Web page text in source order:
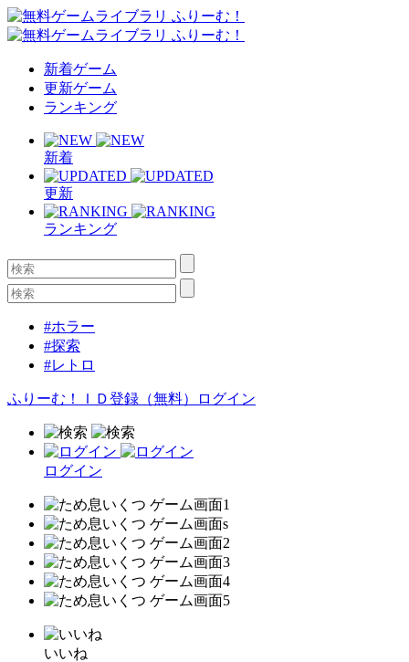
新着ゲーム
更新ゲーム
ランキング
新着
更新
ランキング
#ホラー
#探索
#レトロ
ふりーむ！ＩＤ登録（無料） ログイン
ログイン
いいね